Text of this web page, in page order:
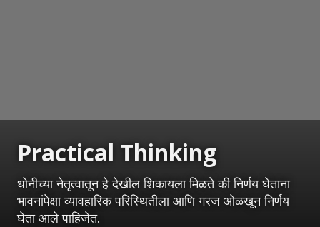
Practical Thinking
धोनीच्या नेतृत्वातून हे देखील शिकायला मिळते की निर्णय घेताना
भावनांपेक्षा व्यावहारिक परिस्थितीला आणि गरज ओळखून निर्णय
घेता आले पाहिजेत.